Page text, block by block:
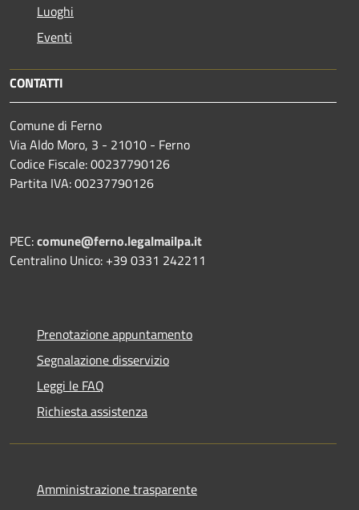
Luoghi
Eventi
CONTATTI
Comune di Ferno
Via Aldo Moro, 3 - 21010 - Ferno
Codice Fiscale: 00237790126
Partita IVA: 00237790126
PEC:comune@ferno.legalmailpa.it
Centralino Unico: +39 0331 242211
Prenotazione appuntamento
Segnalazione disservizio
Leggi le FAQ
Richiesta assistenza
Amministrazione trasparente